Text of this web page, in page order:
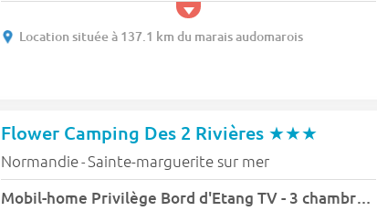
Location située à 137.1 km du marais audomarois
Flower Camping Des 2 Rivières ★★★
Normandie-Sainte-marguerite sur mer
Mobil-home Privilège Bord d'Etang TV - 3 chambres + terrasse 6 pers.